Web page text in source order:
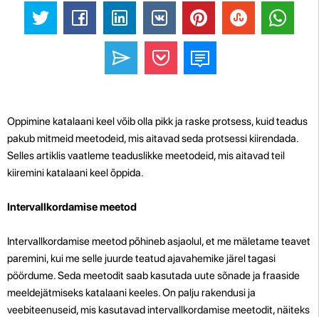
Oppimine katalaani keel võib olla pikk ja raske protsess, kuid teadus
pakub mitmeid meetodeid, mis aitavad seda protsessi kiirendada.
Selles artiklis vaatleme teaduslikke meetodeid, mis aitavad teil
kiiremini katalaani keel õppida.
Intervallkordamise meetod
Intervallkordamise meetod põhineb asjaolul, et me mäletame teavet
paremini, kui me selle juurde teatud ajavahemike järel tagasi
pöördume. Seda meetodit saab kasutada uute sõnade ja fraaside
meeldejätmiseks katalaani keeles. On palju rakendusi ja
veebiteenuseid, mis kasutavad intervallkordamise meetodit, näiteks